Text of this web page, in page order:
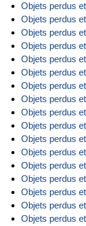
Objets perdus
Objets perdus
Objets perdus
Objets perdus
Objets perdus
Objets perdus
Objets perdus
Objets perdus
Objets perdus
Objets perdus
Objets perdus
Objets perdus
Objets perdus
Objets perdus
Objets perdus
Objets perdus
Objets perdus